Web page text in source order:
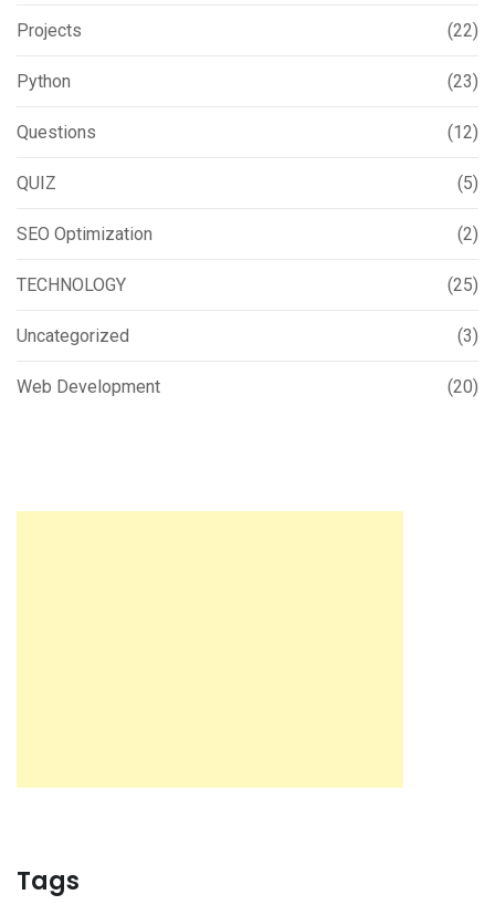
Projects (22)
Python (23)
Questions (12)
QUIZ (5)
SEO Optimization (2)
TECHNOLOGY (25)
Uncategorized (3)
Web Development (20)
Tags